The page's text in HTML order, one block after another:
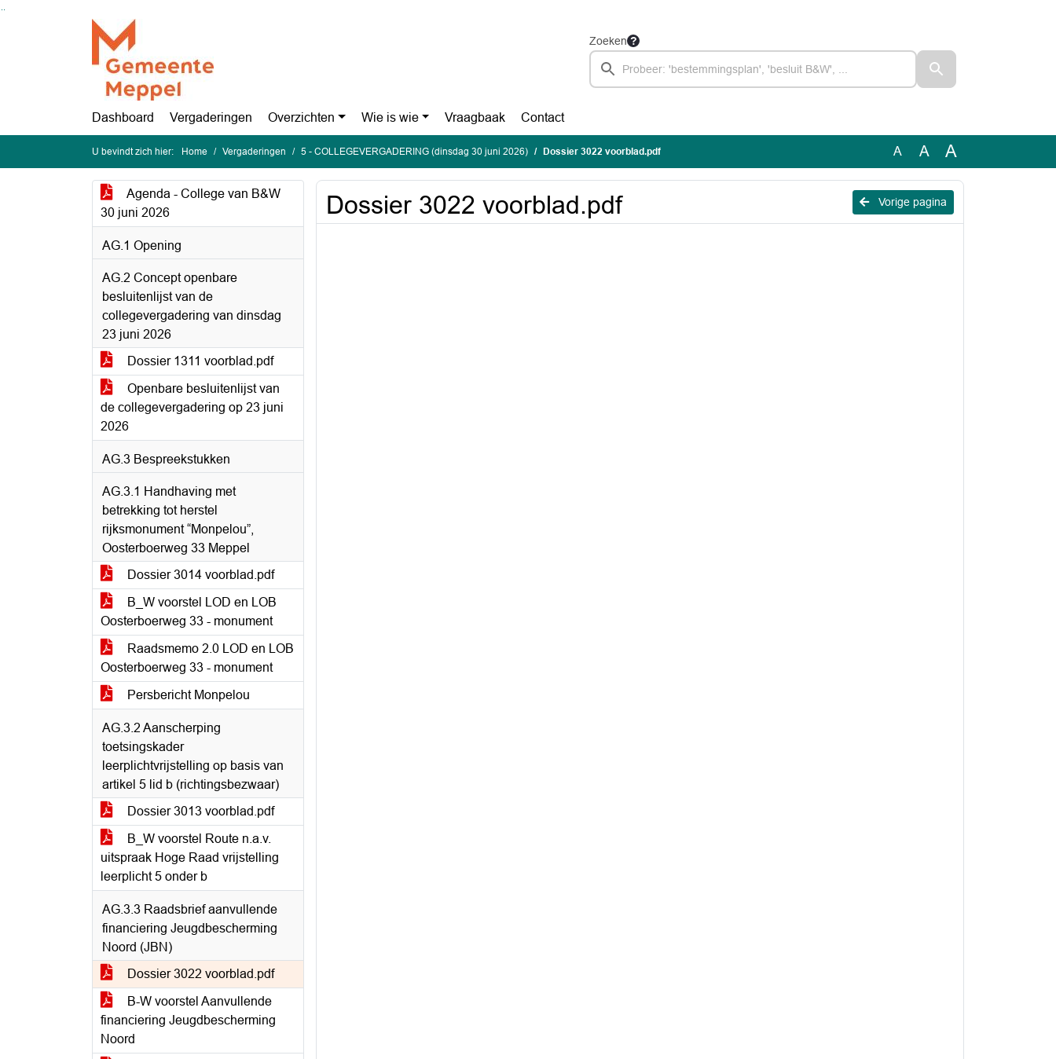
Ga naar de inhoud van deze pagina
Ga naar het zoeken
Ga naar het menu
Zoeken
Dashboard Vergaderingen Overzichten Wie is wie Vraagbaak Contact
U bevindt zich hier: Home Vergaderingen 5 - COLLEGEVERGADERING (dinsdag 30 juni 2026) Dossier 3022 voorblad.pdf A A A
Agenda - College van B&W
30 juni 2026
AG.1 Opening
AG.2 Concept openbare
besluitenlijst van de
collegevergadering van dinsdag
23 juni 2026
Dossier 1311 voorblad.pdf
Openbare besluitenlijst van
de collegevergadering op 23 juni
2026
AG.3 Bespreekstukken
AG.3.1 Handhaving met
betrekking tot herstel
rijksmonument “Monpelou”,
Oosterboerweg 33 Meppel
Dossier 3014 voorblad.pdf
B_W voorstel LOD en LOB
Oosterboerweg 33 - monument
Raadsmemo 2.0 LOD en LOB
Oosterboerweg 33 - monument
Persbericht Monpelou
AG.3.2 Aanscherping
toetsingskader
leerplichtvrijstelling op basis van
artikel 5 lid b (richtingsbezwaar)
Dossier 3013 voorblad.pdf
B_W voorstel Route n.a.v.
uitspraak Hoge Raad vrijstelling
leerplicht 5 onder b
AG.3.3 Raadsbrief aanvullende
financiering Jeugdbescherming
Noord (JBN)
Dossier 3022 voorblad.pdf
B-W voorstel Aanvullende
financiering Jeugdbescherming
Noord
Vorige pagina
Dossier 3022 voorblad.pdf